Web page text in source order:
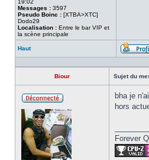
19:02
Messages : 3597
Pseudo Boinc : [XTBA>XTC]
Dodo29
Localisation : Entre le bar VIP et
la scène principale
Haut
Biour Sujet du
ligne
bha je
hors
Forever